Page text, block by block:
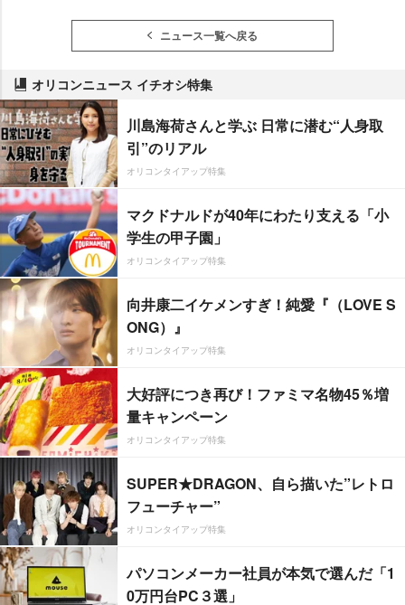
ニュース一覧へ戻る
オリコンニュース イチオシ特集
川島海荷さんと学ぶ 日常に潜む“人身取
引”のリアル
オリコンタイアップ特集
マクドナルドが40年にわたり支える「小
学生の甲子園」
オリコンタイアップ特集
向井康二イケメンすぎ！純愛『（LOVE S
ONG）』
オリコンタイアップ特集
大好評につき再び！ファミマ名物45％増
量キャンペーン
オリコンタイアップ特集
SUPER★DRAGON、自ら描いた”レトロ
フューチャー”
オリコンタイアップ特集
パソコンメーカー社員が本気で選んだ「1
0万円台PC３選」